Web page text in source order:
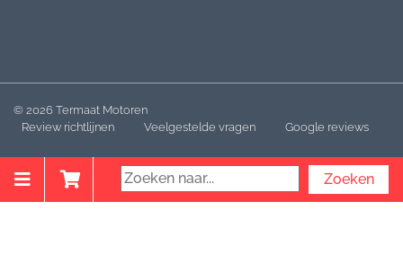
© 2026 Termaat Motoren
Review richtlijnen
Veelgestelde vragen Google reviews